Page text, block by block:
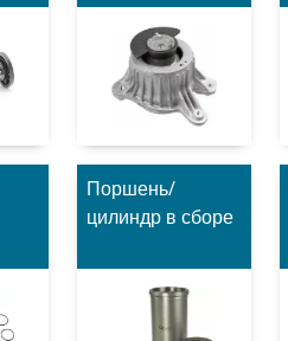
Поршень/
цилиндр в сборе